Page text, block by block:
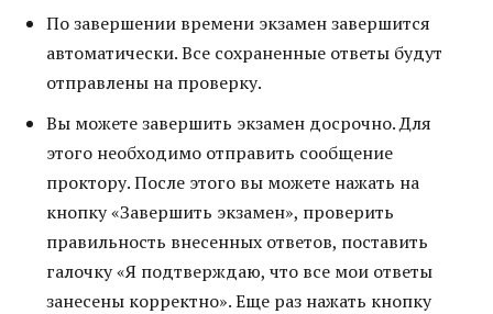
По завершении времени экзамен завершится
автоматически. Все сохраненные ответы будут
отправлены на проверку.
Вы можете завершить экзамен досрочно. Для
этого необходимо отправить сообщение
проктору. После этого вы можете нажать на
кнопку «Завершить экзамен», проверить
правильность внесенных ответов, поставить
галочку «Я подтверждаю, что все мои ответы
занесены корректно». Еще раз нажать кнопку